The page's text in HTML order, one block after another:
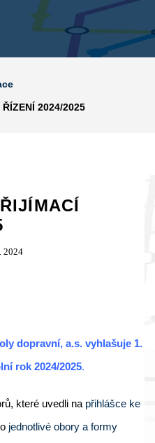
2024/2025
2024
dopravní, a.s. vyhlašuje 1.
rok 2024/2025.
které uvedli na přihlášce ke
jednotlivé obory a formy